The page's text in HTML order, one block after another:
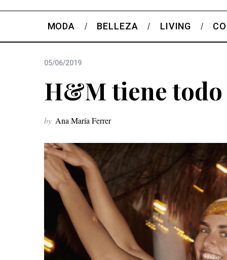
MODA BELLEZA LIVING
05/06/2019
H&M tiene todo
by Ana María Ferrer